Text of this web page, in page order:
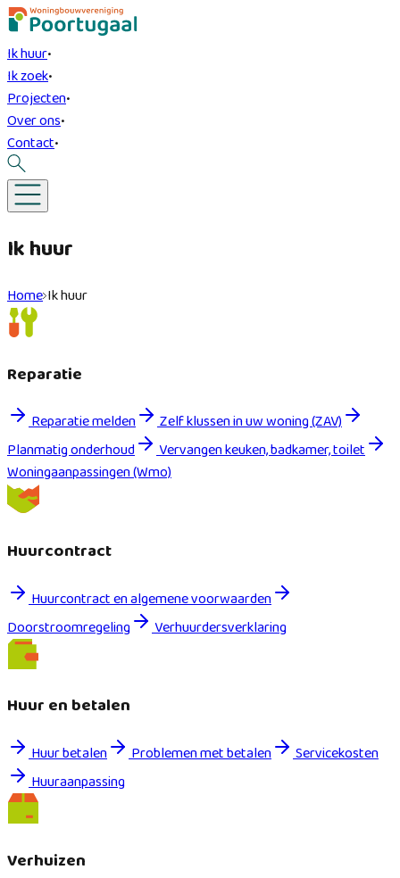
Ik huur•
Ik zoek•
Projecten•
Over ons•
Contact•
Ik huur
Home Ik huur
Reparatie
Reparatie melden
Zelf klussen in uw woning (ZAV)
Planmatig onderhoud
Vervangen keuken, badkamer, toilet
Woningaanpassingen (Wmo)
Huurcontract
Huurcontract en algemene voorwaarden
Doorstroomregeling
Verhuurdersverklaring
Huur en betalen
Huur betalen Problemen met betalen
Servicekosten
Huuraanpassing
Verhuizen